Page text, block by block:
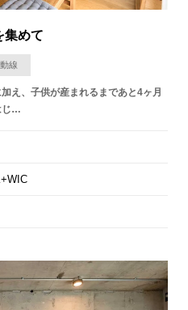
集めて
線
え、子供が産まれるまであと4ヶ月
じ…